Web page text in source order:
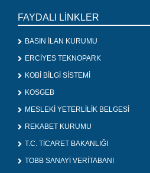
FAYDALI LİNKLER
BASIN İLAN KURUMU
ERCİYES TEKNOPARK
KOBİ BİLGİ SİSTEMİ
KOSGEB
MESLEKİ YETERLİLİK BELGESİ
REKABET KURUMU
T.C. TİCARET BAKANLIĞI
TOBB SANAYİ VERİTABANI